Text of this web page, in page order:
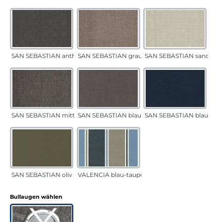
SAN SEBASTIAN anthrazitSAN SEBASTIAN grau-sandSAN SEBASTIAN sand
SAN SEBASTIAN mittelgrauSAN SEBASTIAN blau-sandSAN SEBASTIAN blau
SAN SEBASTIAN oliv VALENCIA blau-taupe
Bullaugen wählen